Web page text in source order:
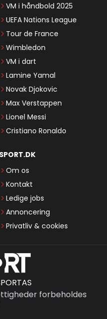
VM i håndbold 2025
UEFA Nations League
Tour de France
Wimbledon
VM i dart
Lamine Yamal
Novak Djokovic
Max Verstappen
Lionel Messi
Cristiano Ronaldo
SPORT.DK
Om os
Kontakt
Ledige jobs
Annoncering
Privatliv & cookies
forbeholdes